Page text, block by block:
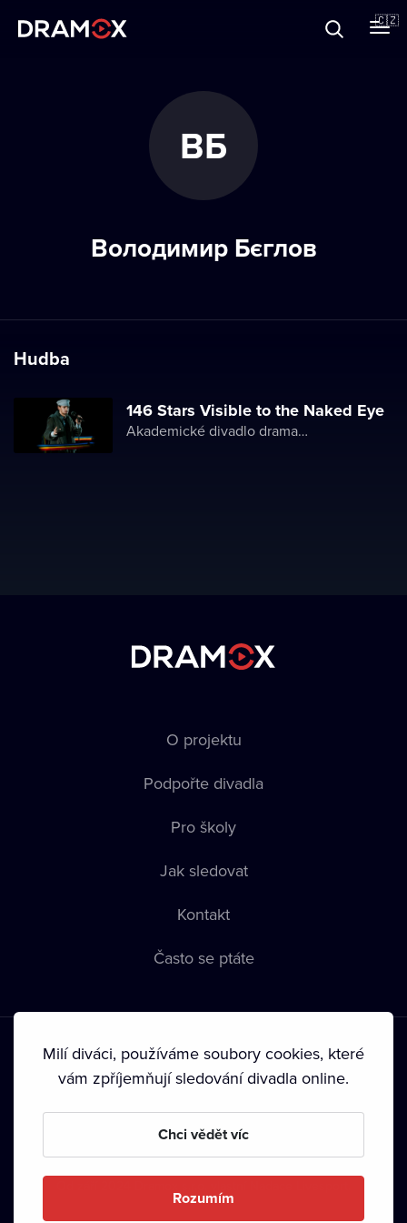
🇨🇿
ВБ
Володимир Бєглов
Hudba
146 Stars Visible to the Naked Eye
Akademické divadlo dramatu Lesji Ukrajinky
O projektu
Podpořte divadla
Pro školy
Jak sledovat
Kontakt
Často se ptáte
Podmínky používání • Ochrana soukromí • Zásady používání
• Autorská práva•
Milí diváci, používáme soubory cookies, které
vám zpříjemňují sledování divadla online.
Chci vědět víc
Rozumím